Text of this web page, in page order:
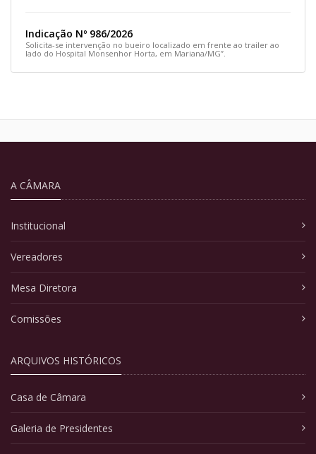
Indicação Nº 986/2026
Solicita-se intervenção no bueiro localizado em frente ao trailer ao
lado do Hospital Monsenhor Horta, em Mariana/MG”.
A CÂMARA
Institucional
Vereadores
Mesa Diretora
Comissões
ARQUIVOS HISTÓRICOS
Casa de Câmara
Galeria de Presidentes